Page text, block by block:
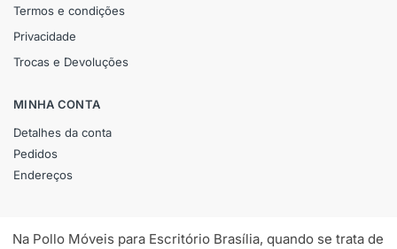
Termos e condições
Privacidade
Trocas e Devoluções
MINHA CONTA
Detalhes da conta
Pedidos
Endereços
Na Pollo Móveis para Escritório Brasília, quando se trata de